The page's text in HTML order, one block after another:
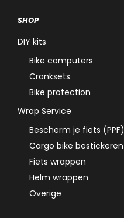
SHOP
DIY kits
Bike computers
Cranksets
Bike protection
Wrap Service
Bescherm je fiets (PPF)
Cargo bike bestickeren
Fiets wrappen
Helm wrappen
Overige